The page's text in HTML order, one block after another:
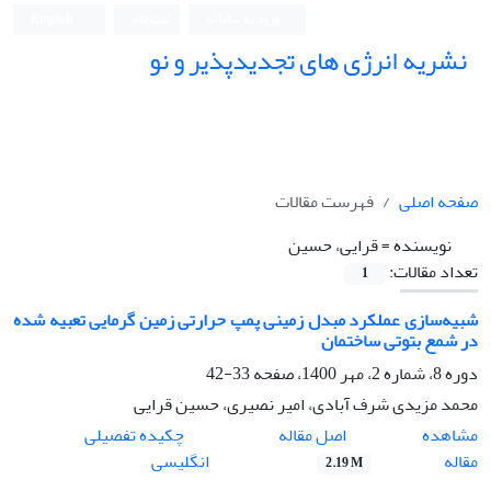
نشریه انرژی های تجدیدپذیر و نو
صفحه اصلی
فهرست مقالات
نویسنده =قرایی، حسین
تعداد مقالات:
1
شبیه‌سازی عملکرد مبدل زمینی پمپ حرارتی زمین گرمایی تعبیه شده
در شمع بتوتی ساختمان
دوره 8، شماره 2، مهر 1400، صفحه
33-42
محمد مزیدی شرف آبادی، امیر نصیری، حسین قرایی
مشاهده
مقاله
اصل مقاله
2.19 M
چکیده تفصیلی
انگلیسی